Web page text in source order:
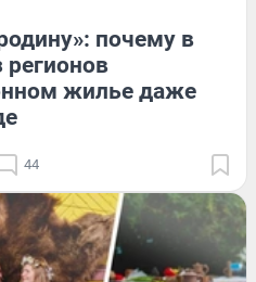
почему в
жилье даже
44